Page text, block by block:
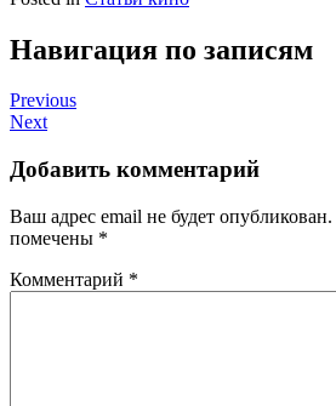
Навигация по записям
Previous
Next
Добавить комментарий
Ваш адрес email не будет опубликован.
помечены *
Комментарий *